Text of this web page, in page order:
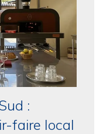
:
faire local